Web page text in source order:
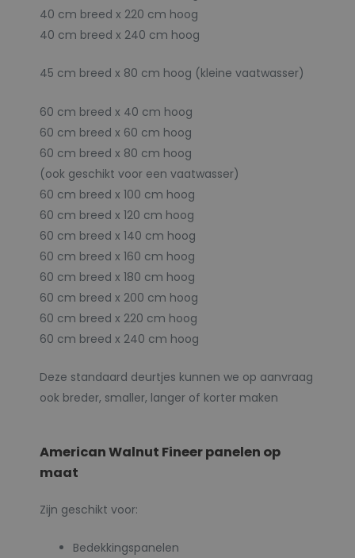
40 cm breed x 220 cm hoog
40 cm breed x 240 cm hoog
45 cm breed x 80 cm hoog (kleine vaatwasser)
60 cm breed x 40 cm hoog
60 cm breed x 60 cm hoog
60 cm breed x 80 cm hoog
(ook geschikt voor een vaatwasser)
60 cm breed x 100 cm hoog
60 cm breed x 120 cm hoog
60 cm breed x 140 cm hoog
60 cm breed x 160 cm hoog
60 cm breed x 180 cm hoog
60 cm breed x 200 cm hoog
60 cm breed x 220 cm hoog
60 cm breed x 240 cm hoog
Deze standaard deurtjes kunnen we op aanvraag
ook breder, smaller, langer of korter maken
American Walnut Fineer panelen op
maat
Zijn geschikt voor:
Bedekkingspanelen